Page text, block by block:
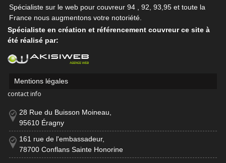
Spécialiste sur le web pour couvreur 94 , 92, 93,95 et toute la
France nous augmentons votre notoriété.
Spécialiste en création et référencement couvreurce site à
été réalisé par:
Mentions légales
contact info
28 Rue du Buisson Moineau,
95610 Éragny
161 rue de l'embassadeur,
78700 Conflans Sainte Honorine